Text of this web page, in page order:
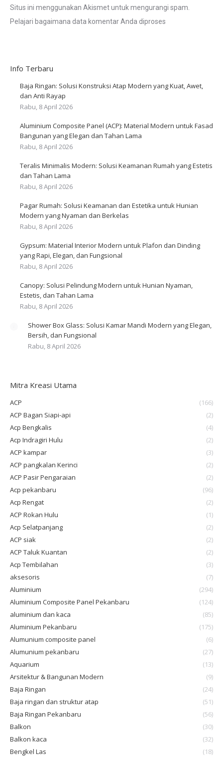
Situs ini menggunakan Akismet untuk mengurangi spam.
Pelajari bagaimana data komentar Anda diproses
Info Terbaru
Baja Ringan: Solusi Konstruksi Atap Modern yang Kuat, Awet,
dan Anti Rayap
Rabu, 8 April 2026
Aluminium Composite Panel (ACP): Material Modern untuk Fasad
Bangunan yang Elegan dan Tahan Lama
Rabu, 8 April 2026
Teralis Minimalis Modern: Solusi Keamanan Rumah yang Estetis
dan Tahan Lama
Rabu, 8 April 2026
Pagar Rumah: Solusi Keamanan dan Estetika untuk Hunian
Modern yang Nyaman dan Berkelas
Rabu, 8 April 2026
Gypsum: Material Interior Modern untuk Plafon dan Dinding
yang Rapi, Elegan, dan Fungsional
Rabu, 8 April 2026
Canopy: Solusi Pelindung Modern untuk Hunian Nyaman,
Estetis, dan Tahan Lama
Rabu, 8 April 2026
Shower Box Glass: Solusi Kamar Mandi Modern yang Elegan,
Bersih, dan Fungsional
Rabu, 8 April 2026
Mitra Kreasi Utama
ACP
(166)
ACP Bagan Siapi-api
(2)
Acp Bengkalis
(4)
Acp Indragiri Hulu
(2)
ACP kampar
(3)
ACP pangkalan Kerinci
(2)
ACP Pasir Pengaraian
(2)
Acp pekanbaru
(96)
Acp Rengat
(2)
ACP Rokan Hulu
(1)
Acp Selatpanjang
(2)
ACP siak
(2)
ACP Taluk Kuantan
(2)
Acp Tembilahan
(3)
aksesoris
(7)
Aluminium
(294)
Aluminium Composite Panel Pekanbaru
(124)
aluminium dan kaca
(85)
Aluminium Pekanbaru
(175)
Alumunium composite panel
(6)
Alumunium pekanbaru
(27)
Aquarium
(13)
Arsitektur & Bangunan Modern
(9)
Baja Ringan
(24)
Baja ringan dan struktur atap
(51)
Baja Ringan Pekanbaru
(56)
Balkon
(30)
Balkon kaca
(32)
Bengkel Las
(18)